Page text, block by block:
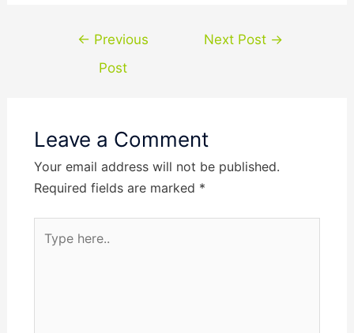
← Previous
Post
Next Post →
Leave a Comment
Your email address will not be published.
Required fields are marked *